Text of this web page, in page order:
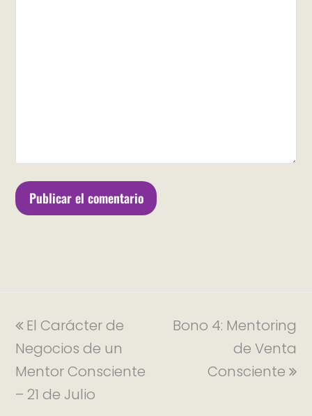
El Carácter de
Negocios de un
Mentor Consciente
– 21 de Julio
Bono 4: Mentoring
de Venta
Consciente